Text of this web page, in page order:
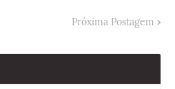
Próxima Postagem